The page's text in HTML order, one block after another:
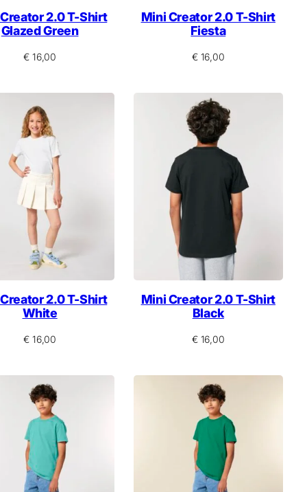
2.0 T-Shirt
Glazed Green
€ 16,00
Mini Creator 2.0 T-Shirt
Fiesta
€16,00
2.0 T-Shirt
White
€ 16,00
Mini Creator 2.0 T-Shirt
Black
€16,00